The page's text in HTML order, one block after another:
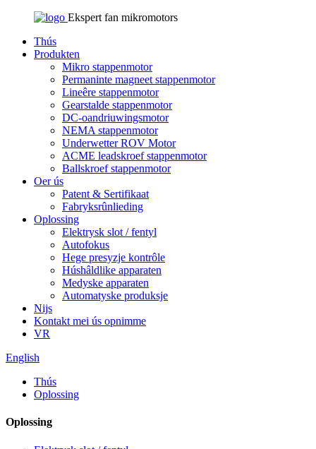
Ekspert fan mikromotors
Thús
Produkten
Mikro stappenmotor
Permaninte magneet stappenmotor
Lineêre stappenmotor
Gearstalde stappenmotor
DC-oandriuwingsmotor
NEMA stappenmotor
Underwetter ROV Motor
ACME leadskroef stappenmotor
Ballskroef stappenmotor
Oer ús
Patent & Sertifikaat
Fabryksrûnlieding
Oplossing
Elektrysk slot / fentyl
Autofokus
Hege presyzje kontrôle
Húshâldlike apparaten
Medyske apparaten
Automatyske produksje
Nijs
Kontakt mei ús opnimme
VR
English
Thús
Oplossing
Oplossing